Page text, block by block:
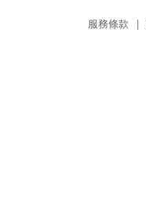
服務條款 |